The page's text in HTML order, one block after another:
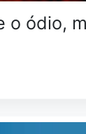
o ódio,